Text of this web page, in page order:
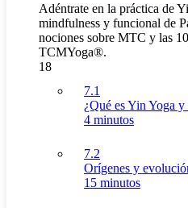
Adéntrate en la práctica de
mindfulness y funcional de
nociones sobre MTC y las
TCMYoga®.
18
7.1
¿Qué es Yin Yoga
4 minutos
7.2
Orígenes y
15 minutos